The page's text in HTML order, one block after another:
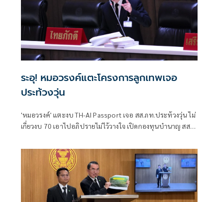
ระอุ! หมอวรงค์แตะโครงการลูกเทพเจอ
ประท้วงวุ่น
'หมอวรงค์' แตะงบ TH-AI Passport เจอ สส.ภท.ประท้วงวุ่น ไม่
เกี่ยวงบ 70 เอาไปอภิปรายไม่ไว้วางใจ เปิดกองทุนบำนาญ สส.-
เบียดเบียนภาษีปชช.